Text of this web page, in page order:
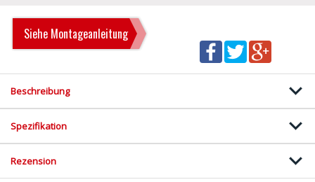
Siehe Montageanleitung
Beschreibung
Spezifikation
Rezension